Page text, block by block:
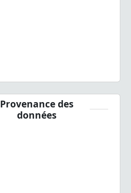
Provenance des
données